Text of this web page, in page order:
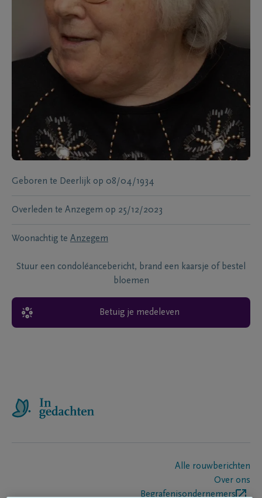
Geboren te Deerlijk op 08/04/1934
Overleden te Anzegem op 25/12/2023
Woonachtig te Anzegem
Stuur een condoléancebericht, brand een kaarsje of bestel
bloemen
Betuig je medeleven
Alle rouwberichten
Over ons
Begrafenisondernemers